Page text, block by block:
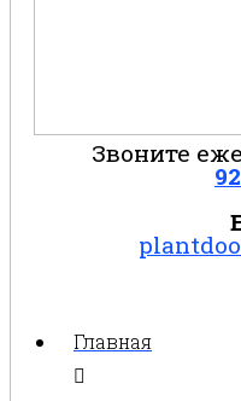
Звоните
Главная